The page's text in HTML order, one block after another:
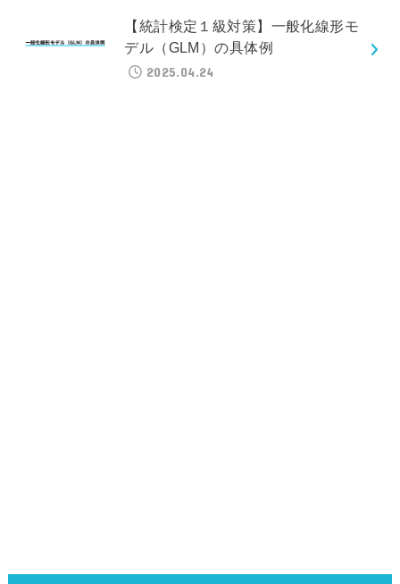
【統計検定１級対策】一般化線形モ
デル（GLM）の具体例
2025.04.24